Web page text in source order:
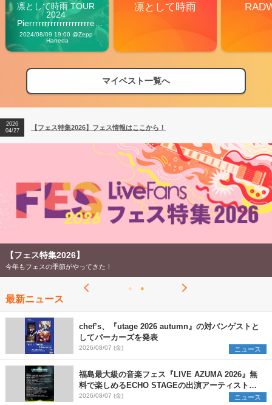
凛として時雨 TOUR
2024
Pierrrrrrrrrrrrrrrrrrrre
Vibes
2024/08/09 19:00 @Zepp
Haneda
凛として時雨
マイベスト一覧へ
【フェス特集2026】フェス情報はここから！
【フェス特集2026】フェス情報はここから！
2026
07/28
【ライブ動員ランキング】2026年上半期編発表！
【フェス特集2026】
今年もフェスの季節がやってきた！
最新ニュース
chef’s、『utage 2026 autumn』の対バンゲストと
してパーカーズを発表
2026/08/07 (金) ニュース
福島最大級の音楽フェス『LIVE AZUMA 2026』無
料で楽しめるECHO STAGEの出演アーティストを
発表
2026/08/07 (金) ニュース